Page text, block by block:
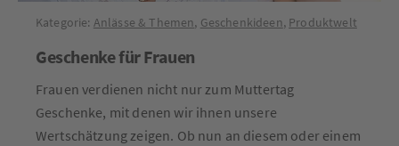
Kategorie: Anlässe & Themen, Geschenkideen, Produktwelt
Geschenke für Frauen
Frauen verdienen nicht nur zum Muttertag
Geschenke, mit denen wir ihnen unsere
Wertschätzung zeigen. Ob nun an diesem oder einem